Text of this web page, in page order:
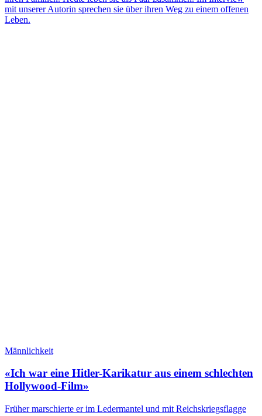
mit unserer Autorin sprechen sie über ihren Weg zu einem offenen
Leben.
Männlichkeit
«Ich war eine Hitler-Karikatur aus einem schlechten
Hollywood-Film»
Früher marschierte er im Ledermantel und mit Reichskriegsflagge